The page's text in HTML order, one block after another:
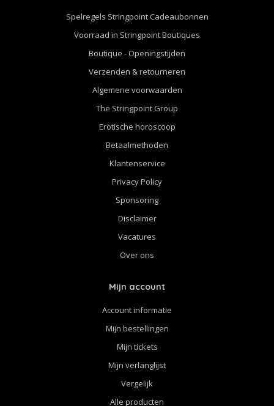
Spelregels Stringpoint Cadeaubonnen
Voorraad in Stringpoint Boutiques
Boutique - Openingstijden
Verzenden & retourneren
Algemene voorwaarden
The Stringpoint Group
Erotische horoscoop
Betaalmethoden
Klantenservice
Privacy Policy
Sponsoring
Disclaimer
Vacatures
Over ons
Mijn account
Account informatie
Mijn bestellingen
Mijn tickets
Mijn verlanglijst
Vergelijk
Alle producten